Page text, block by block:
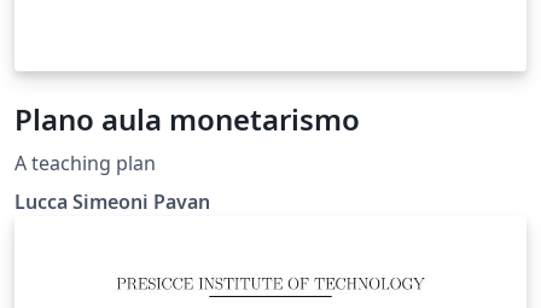
Plano aula monetarismo
A teaching plan
Lucca Simeoni Pavan